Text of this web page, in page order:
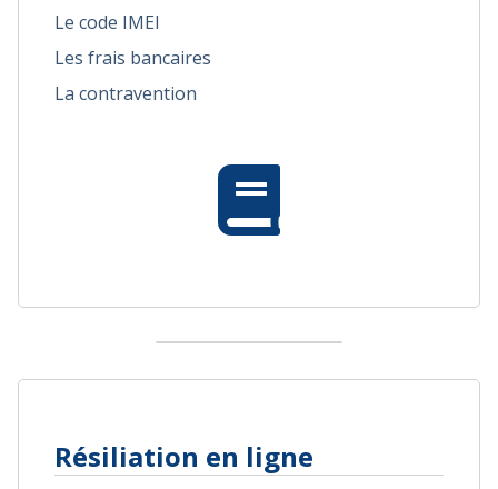
Le code IMEI
Les frais bancaires
La contravention
Résiliation en ligne